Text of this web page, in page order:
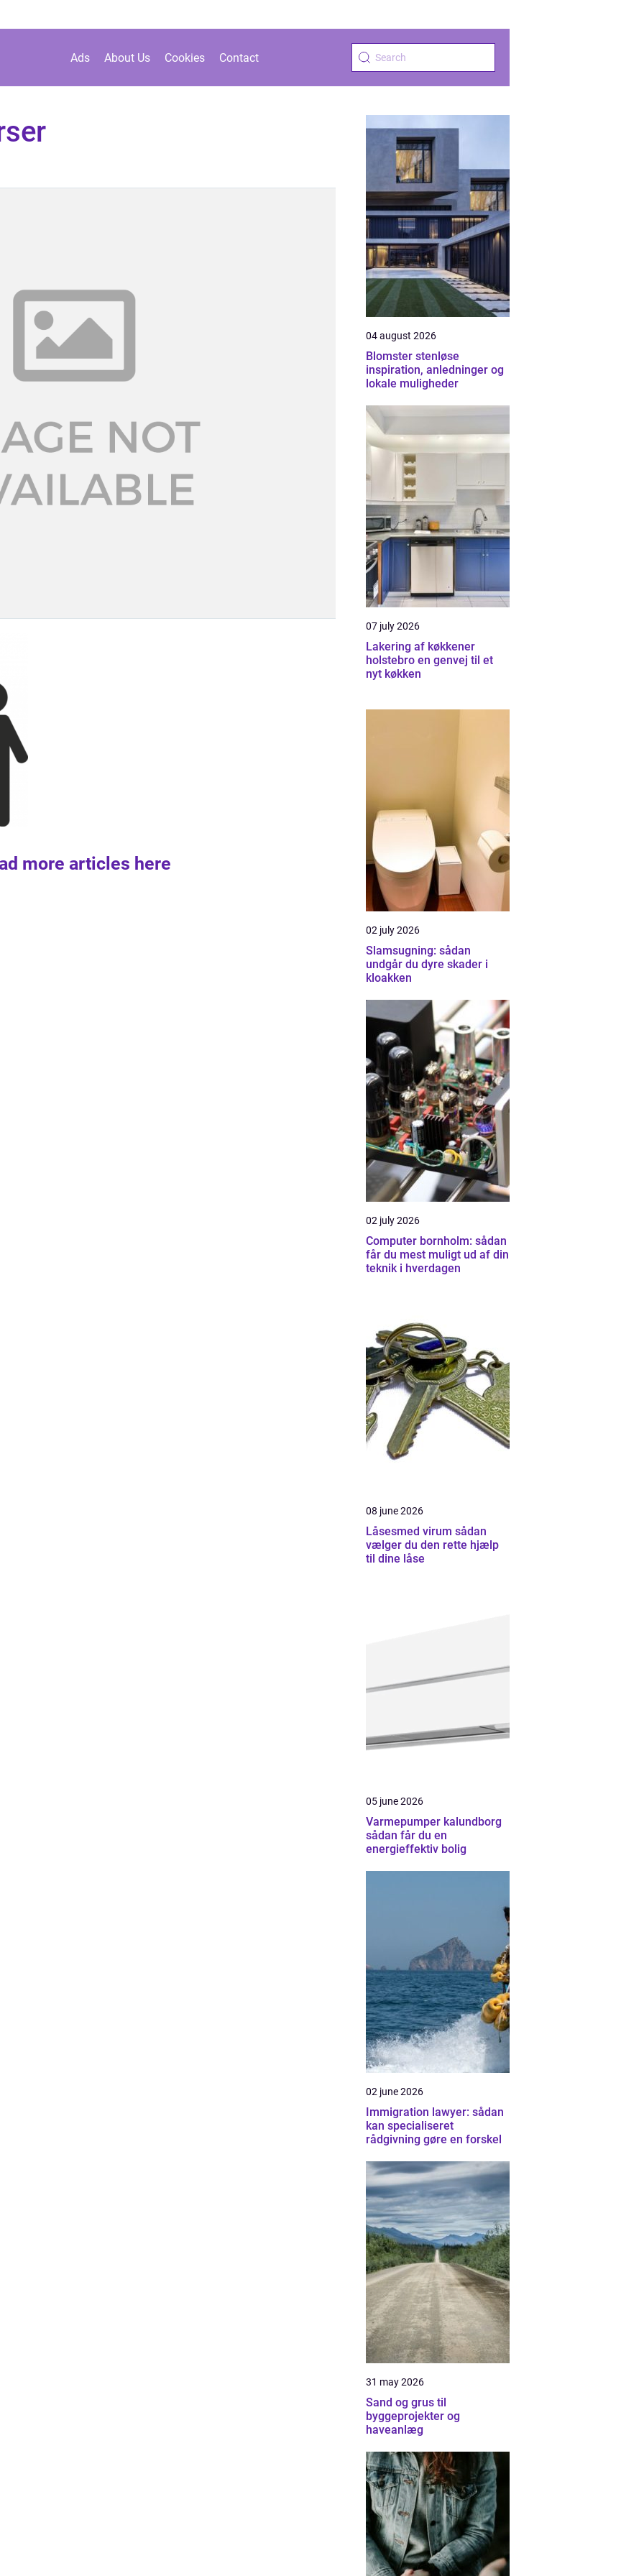
Ads About Us Cookies Contact
more articles here
04 august 2026
Blomster stenløse
inspiration, anledninger og
lokale muligheder
07 july 2026
Lakering af køkkener
holstebro en genvej til et
nyt køkken
02 july 2026
Slamsugning: sådan
undgår du dyre skader i
kloakken
02 july 2026
Computer bornholm: sådan
får du mest muligt ud af din
teknik i hverdagen
08 june 2026
Låsesmed virum sådan
vælger du den rette hjælp
til dine låse
05 june 2026
Varmepumper kalundborg
sådan får du en
energieffektiv bolig
02 june 2026
Immigration lawyer: sådan
kan specialiseret
rådgivning gøre en forskel
31 may 2026
Sand og grus til
byggeprojekter og
haveanlæg